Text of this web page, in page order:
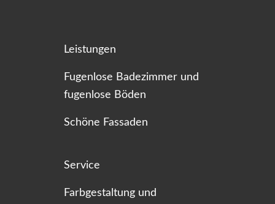
Leistungen
Fugenlose Badezimmer und
fugenlose Böden
Schöne Fassaden
Service
Farbgestaltung und